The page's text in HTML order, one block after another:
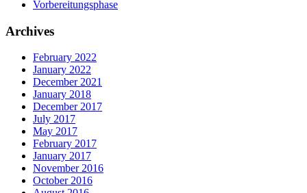
Vorbereitungsphase
Archives
February 2022
January 2022
December 2021
January 2018
December 2017
July 2017
May 2017
February 2017
January 2017
November 2016
October 2016